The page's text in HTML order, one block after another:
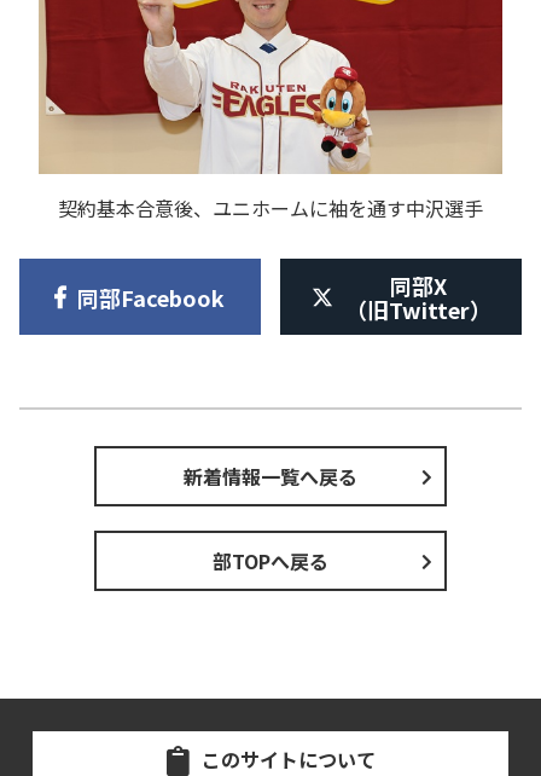
契約基本合意後、ユニホームに袖を通す中沢選手
同部Facebook 同部X
（旧Twitter）
新着情報一覧へ戻る
部TOPへ戻る
このサイトについて